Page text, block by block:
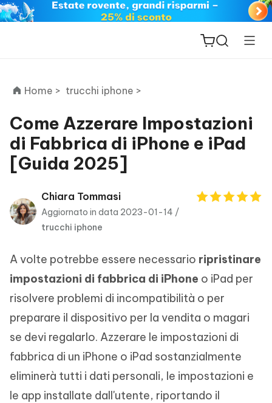
ReiBoot
for iOS
PDNob
PDF
Editor
New
iAnyGo
Home > trucchi iphone >
Come Azzerare Impostazioni
di Fabbrica di iPhone e iPad
[Guida 2025]
Chiara Tommasi
Aggiornato in data 2023-01-14 /
trucchi iphone
A volte potrebbe essere necessario ripristinare
impostazioni di fabbrica di iPhone o iPad per
risolvere problemi di incompatibilità o per
preparare il dispositivo per la vendita o magari
se devi regalarlo. Azzerare le impostazioni di
fabbrica di un iPhone o iPad sostanzialmente
eliminerà tutti i dati personali, le impostazioni e
le app installate dall'utente, riportando il